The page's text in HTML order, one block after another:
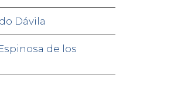
Dávila
de los